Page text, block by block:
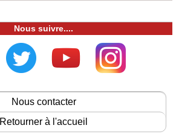
Nous suivre....
Nous contacter
Retourner à l'accueil